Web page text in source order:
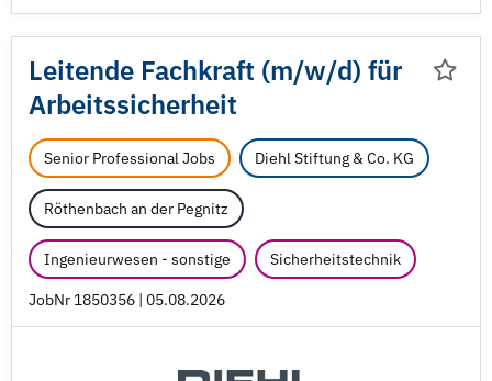
Leitende Fachkraft (m/w/d) für
Arbeitssicherheit
Senior Professional Jobs Diehl Stiftung & Co. KG
Röthenbach an der Pegnitz
Ingenieurwesen - sonstige Sicherheitstechnik
JobNr 1850356 | 05.08.2026